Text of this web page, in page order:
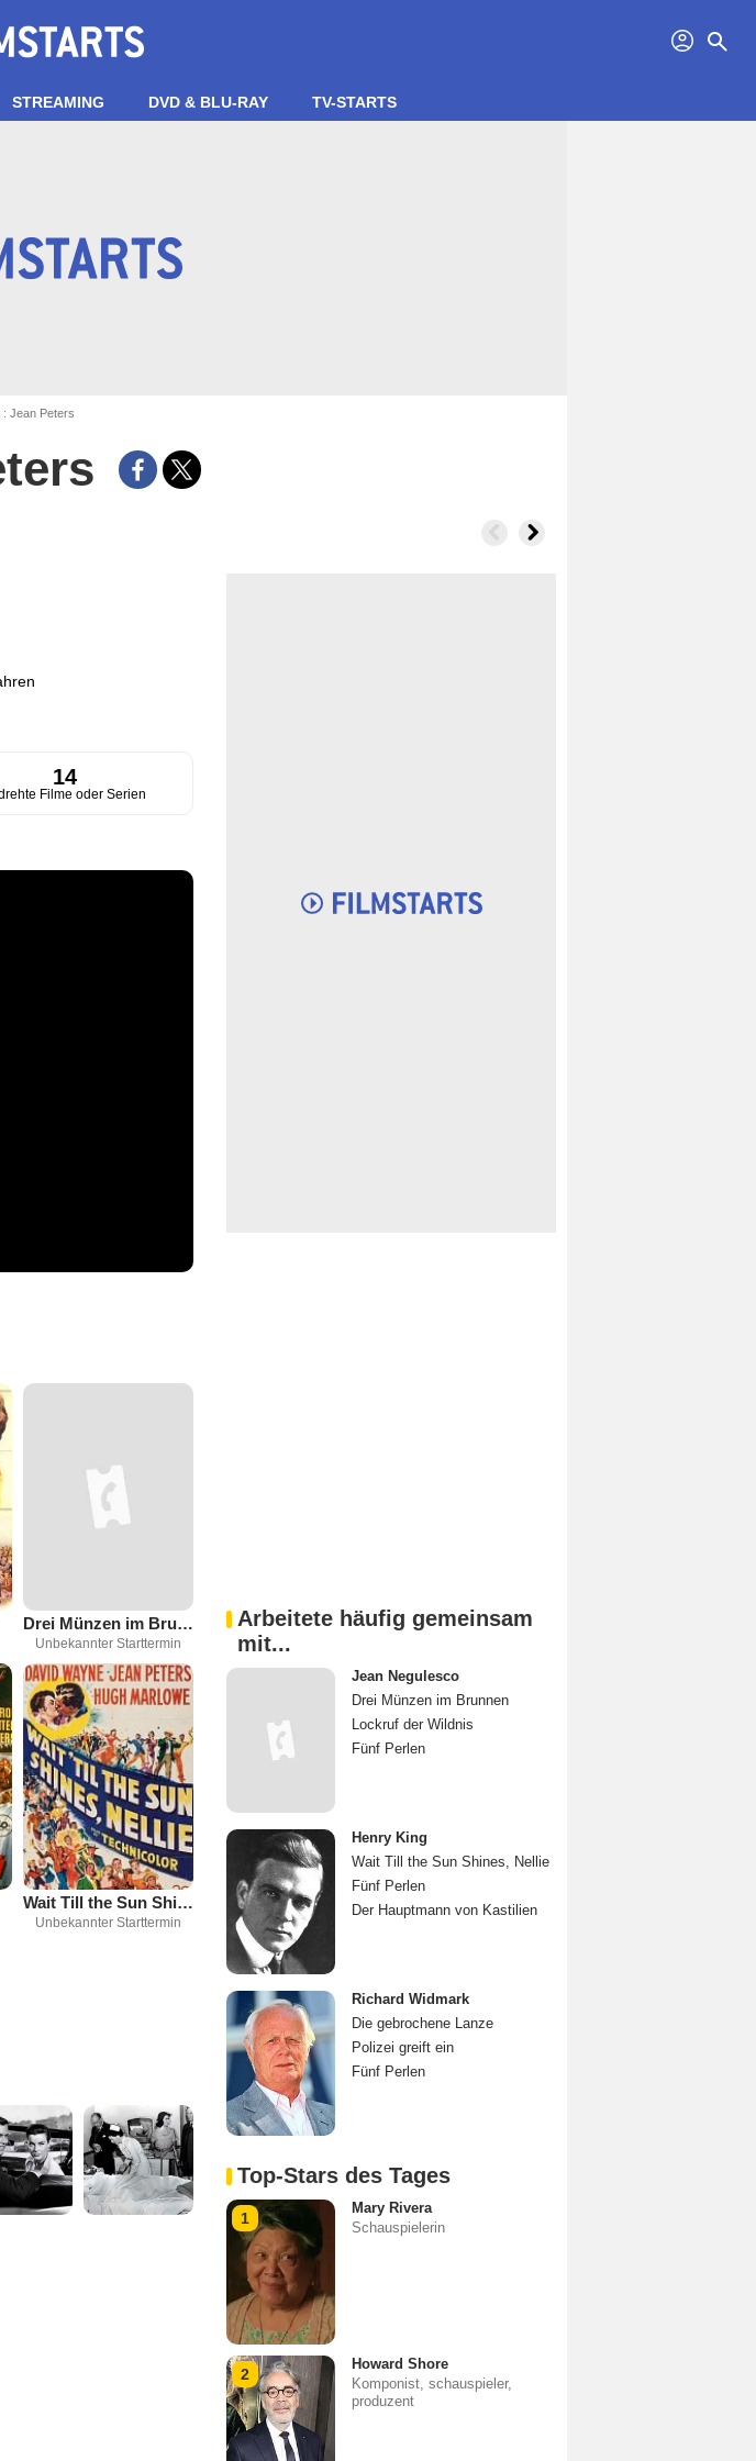
profil search
STREAMING DVD & BLU-RAY TV-STARTS
Jean Peters
14
Filme oder Serien
Drei Münzen im Brunnen
Unbekannter Starttermin
Wait Till the Sun Shines, Nellie
Unbekannter Starttermin
Arbeitete häufig gemeinsam
mit...
Jean Negulesco
Drei Münzen im Brunnen
Lockruf der Wildnis
Fünf Perlen
Henry King
Wait Till the Sun Shines, Nellie
Fünf Perlen
Der Hauptmann von Kastilien
Richard Widmark
Die gebrochene Lanze
Polizei greift ein
Fünf Perlen
Top-Stars des Tages
1
Mary Rivera
Schauspielerin
2
Howard Shore
Komponist, schauspieler,
produzent